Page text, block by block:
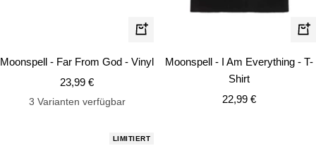
In
den
Moonspell - Far From God - Vinyl
Angebotspreis
23,99 €
3 Varianten verfügbar
Moonspell - I Am Everything - T-
Shirt
Angebotspreis
22,99 €
LIMITIERT